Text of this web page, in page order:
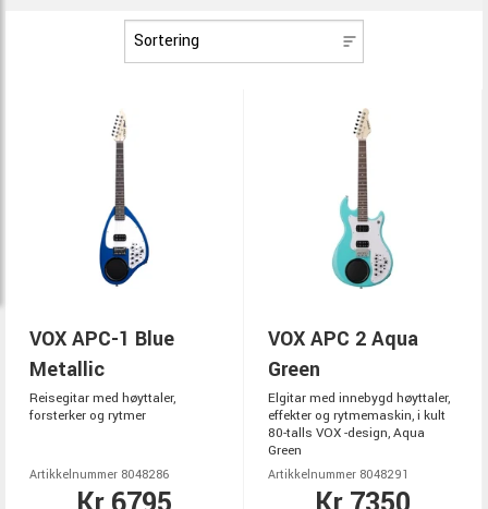
VOX APC-1 Blue
Metallic
Reisegitar med høyttaler,
forsterker og rytmer
Artikkelnummer 8048286
VOX APC 2 Aqua
Green
Elgitar med innebygd høyttaler,
effekter og rytmemaskin, i kult
80-talls VOX -design, Aqua
Green
Artikkelnummer 8048291